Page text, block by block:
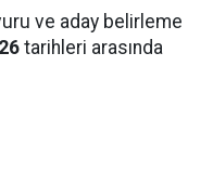
ve aday belirleme
tarihleri arasında